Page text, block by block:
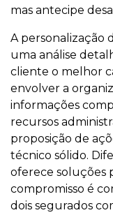
mas antecipe
A personalização
uma análise
cliente o melhor
envolver a
informações
recursos
proposição de
técnico sólido.
oferece soluções
compromisso é
dois segurados